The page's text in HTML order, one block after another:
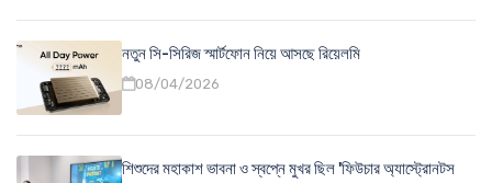
নতুন সি-সিরিজ স্মার্টফোন নিয়ে আসছে রিয়েলমি
08/04/2026
শিশুদের মহাকাশ ভাবনা ও স্বপ্নে মুখর ছিল 'ফিউচার অ্যাস্ট্রোনটস